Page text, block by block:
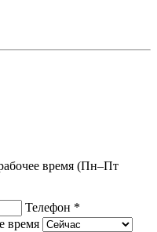
время (Пн–Пт
Телефон *
время